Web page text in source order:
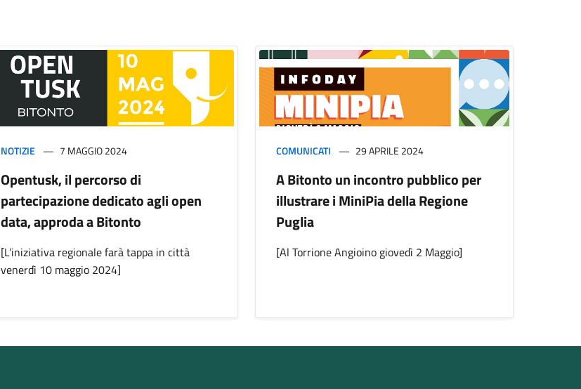
NOTIZIE 7 MAGGIO 2024
Opentusk, il percorso di
partecipazione dedicato agli open
data, approda a Bitonto
[L’iniziativa regionale farà tappa in città
venerdì 10 maggio 2024]
COMUNICATI 29 APRILE 2024
A Bitonto un incontro pubblico per
illustrare i MiniPia della Regione
Puglia
[Al Torrione Angioino giovedì 2 Maggio]